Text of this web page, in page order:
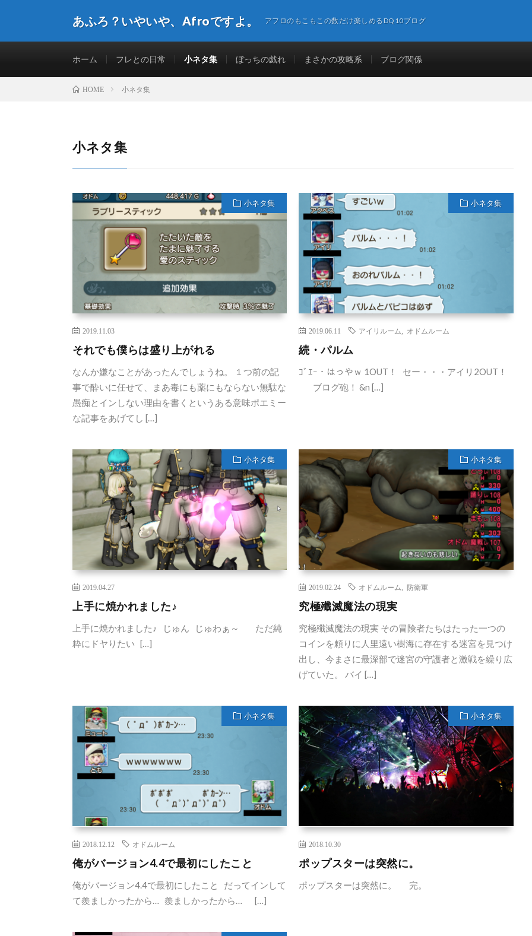
あふろ？いやいや、Afroですよ。 アフロのもこもこの数だけ楽しめるDQ10ブログ
ホーム フレとの日常 小ネタ集 ぼっちの戯れ まさかの攻略系 ブログ関係
HOME 小ネタ集
小ネタ集
小ネタ集
2019.11.03
それでも僕らは盛り上がれる
なんか嫌なことがあったんでしょうね。 １つ前の記
事で酔いに任せて、まあ毒にも薬にもならない無駄な
愚痴とインしない理由を書くというある意味ポエミー
な記事をあげてし […]
小ネタ集
2019.06.11 アイリルーム オドムルーム
続・パルム
ｺﾞｴｰ・はっやｗ 1OUT！ セー・・・アイリ2OUT！
ブログ砲！ &n […]
小ネタ集
2019.04.27
上手に焼かれました♪
上手に焼かれました♪ じゅん じゅわぁ～ ただ純
粋にドヤりたい […]
小ネタ集
2019.02.24 オドムルーム 防衛軍
究極殲滅魔法の現実
究極殲滅魔法の現実 その冒険者たちはたった一つの
コインを頼りに人里遠い樹海に存在する迷宮を見つけ
出し、今まさに最深部で迷宮の守護者と激戦を繰り広
げていた。 バイ […]
小ネタ集
2018.12.12 オドムルーム
俺がバージョン4.4で最初にしたこと
俺がバージョン4.4で最初にしたこと だってインして
て羨ましかったから… 羨ましかったから… […]
小ネタ集
2018.10.30
ポップスターは突然に。
ポップスターは突然に。 完。